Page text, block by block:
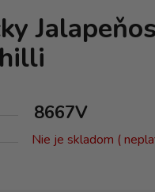
8667V
Nie je skladom (